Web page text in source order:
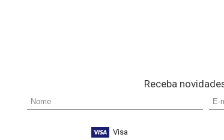
Receba
Visa